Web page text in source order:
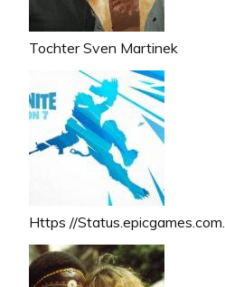
Tochter Sven Martinek
Https //Status.epicgames.com.